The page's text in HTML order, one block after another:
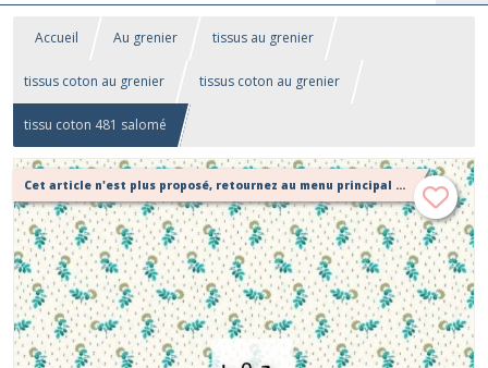
Accueil Au grenier tissus au grenier
tissus coton au grenier tissus coton au grenier
tissu coton 481 salomé
Cet article n'est plus proposé, retournez au menu principal ou contactez moi!